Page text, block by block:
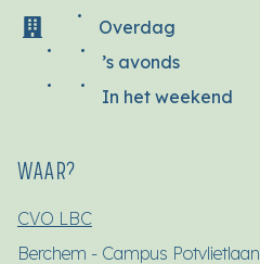
Overdag
’s avonds
In het weekend
WAAR?
CVO LBC
Berchem - Campus Potvlietlaan